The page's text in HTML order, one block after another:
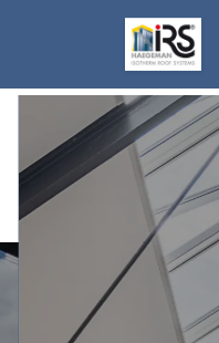
Crepain-Binst
Antwerpen
Antwerpen